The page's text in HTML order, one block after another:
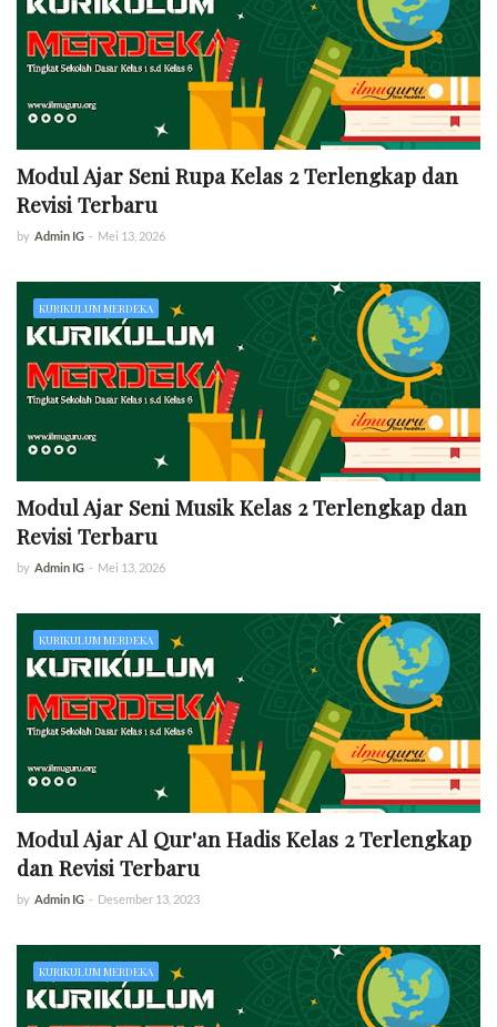
Modul Ajar Seni Rupa Kelas 2 Terlengkap dan
Revisi Terbaru
by Admin IG - Mei 13, 2026
KURIKULUM MERDEKA
Modul Ajar Seni Musik Kelas 2 Terlengkap dan
Revisi Terbaru
by Admin IG - Mei 13, 2026
KURIKULUM MERDEKA
Modul Ajar Al Qur'an Hadis Kelas 2 Terlengkap
dan Revisi Terbaru
by Admin IG - Desember 13, 2023
KURIKULUM MERDEKA